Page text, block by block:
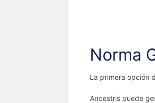
Norma
La primera opción
Ancestris puede